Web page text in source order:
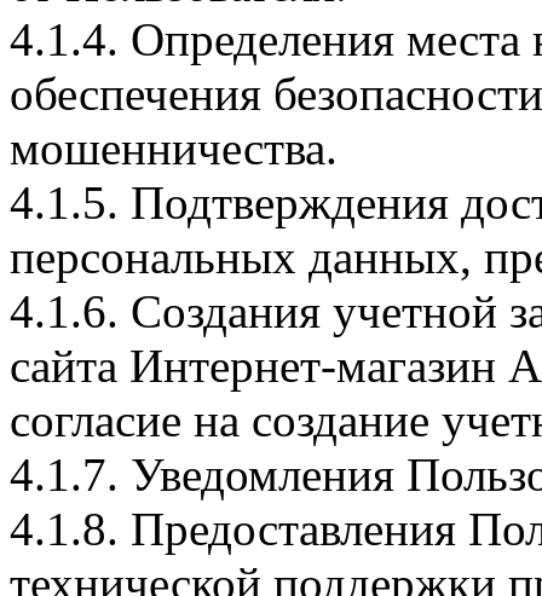
4.1.4. Определения места
обеспечения
мошенничества.
4.1.5. Подтверждения
персональных данных,
4.1.6. Создания учетной
сайта Интернет-магазин
согласие на создание
4.1.7. Уведомления
4.1.8. Предоставления
технической поддержки